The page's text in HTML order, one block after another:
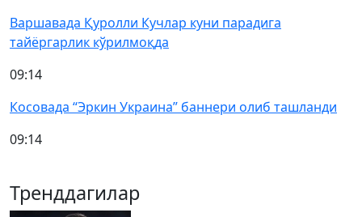
Варшавада Қуролли Кучлар куни парадига
тайёргарлик кўрилмоқда
09:14
Косовада “Эркин Украина” баннери олиб ташланди
09:14
Тренддагилар